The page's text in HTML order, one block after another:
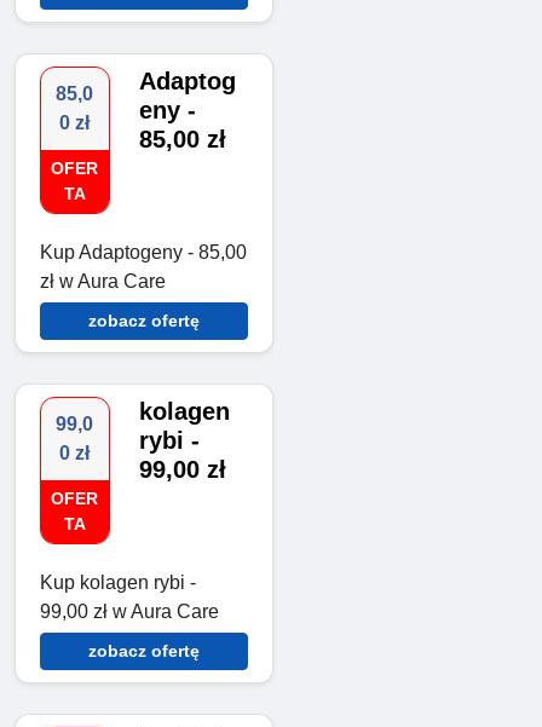
85,0
0 zł
OFER
TA
Adaptog
eny -
85,00 zł
Kup Adaptogeny - 85,00
zł w Aura Care
zobacz ofertę
99,0
0 zł
OFER
TA
kolagen
rybi -
99,00 zł
Kup kolagen rybi -
99,00 zł w Aura Care
zobacz ofertę